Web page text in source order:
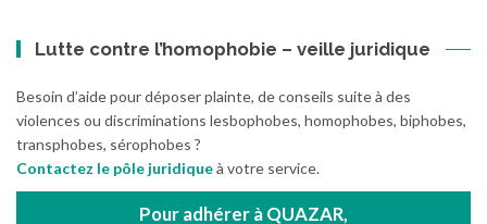
Lutte contre l’homophobie – veille juridique
Besoin d’aide pour déposer plainte, de conseils suite à des
violences ou discriminations lesbophobes, homophobes, biphobes,
transphobes, sérophobes ?
Contactez le pôle juridiqueà votre service.
Pour adhérer à QUAZAR,